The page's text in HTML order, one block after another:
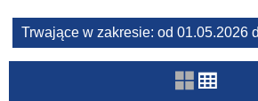
Szukana
fraza
Trwające w zakresie: od 01.05.2026